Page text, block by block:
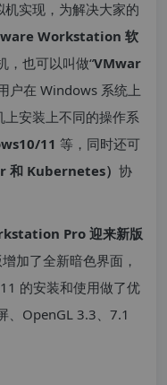
实现，为解决大家的
Workstation 软
，也可以叫做“VMwar
户在 Windows 系统上
安装上不同的操作系
11 等，同时还可
和 Kubernetes） 协
Pro 迎来新版
加了全新暗色界面，
的安装和使用做了优
、OpenGL 3.3、7.1